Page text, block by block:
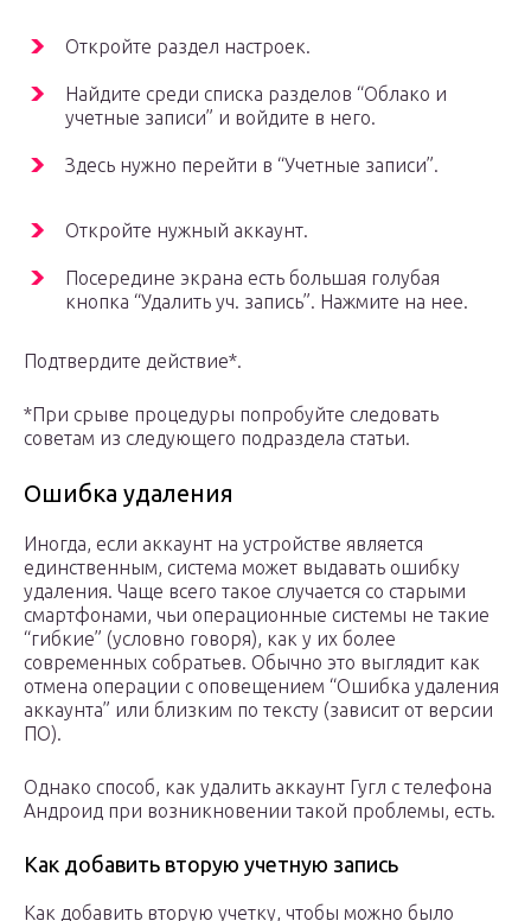
Откройте раздел настроек.
Найдите среди списка разделов “Облако и
учетные записи” и войдите в него.
Здесь нужно перейти в “Учетные записи”.
Откройте нужный аккаунт.
Посередине экрана есть большая голубая
кнопка “Удалить уч. запись”. Нажмите на нее.
Подтвердите действие*.
*При срыве процедуры попробуйте следовать
советам из следующего подраздела статьи.
Ошибка удаления
Иногда, если аккаунт на устройстве является
единственным, система может выдавать ошибку
удаления. Чаще всего такое случается со старыми
смартфонами, чьи операционные системы не такие
“гибкие” (условно говоря), как у их более
современных собратьев. Обычно это выглядит как
отмена операции с оповещением “Ошибка удаления
аккаунта” или близким по тексту (зависит от версии
ПО).
Однако способ, как удалить аккаунт Гугл с телефона
Андроид при возникновении такой проблемы, есть.
Как добавить вторую учетную запись
Как добавить вторую учетку, чтобы можно было